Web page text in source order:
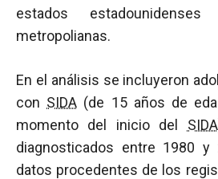
estados
metropolianas.
En el análisis se incluyeron
con SIDA (de 15 años de
momento del inicio del SIDA
diagnosticados entre 1980 y
datos procedentes de los